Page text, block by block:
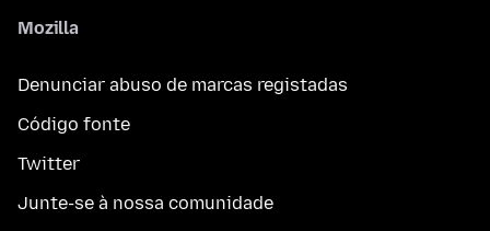
Mozilla
Denunciar abuso de marcas registadas
Código fonte
Twitter
Junte-se à nossa comunidade